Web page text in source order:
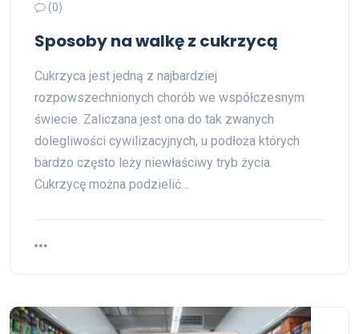
(0)
Sposoby na walkę z cukrzycą
Cukrzyca jest jedną z najbardziej
rozpowszechnionych chorób we współczesnym
świecie. Zaliczana jest ona do tak zwanych
dolegliwości cywilizacyjnych, u podłoża których
bardzo często leży niewłaściwy tryb życia.
Cukrzycę można podzielić…